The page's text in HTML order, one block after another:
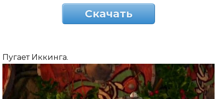
Скачать
Пугает Иккинга.